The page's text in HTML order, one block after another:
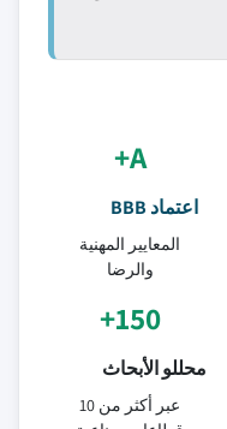
A+
اعتماد BBB
المعايير المهنية
والرضا
150+
محللو الأبحاث
عبر أكثر من 10